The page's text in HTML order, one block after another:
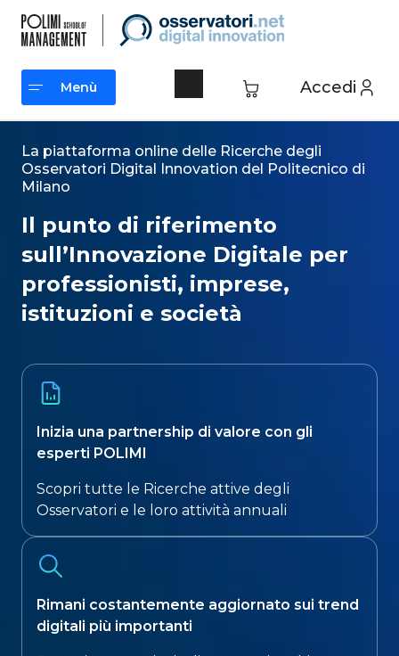
contenuto
Accedi
Menù
Menù
La piattaforma online delle Ricerche degli
Osservatori Digital Innovation del Politecnico di
Milano​
Il punto di riferimento
sull’Innovazione Digitale per
professionisti, imprese,
istituzioni e società​
Inizia una partnership di valore con gli
esperti POLIMI
Scopri tutte le Ricerche attive degli
Osservatori e le loro attività annuali​
Rimani costantemente aggiornato sui trend
digitali più importanti​